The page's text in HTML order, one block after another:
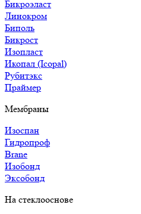
Бикроэласт
Линокром
Биполь
Бикрост
Изопласт
Икопал (Icopal)
Рубитэкс
Праймер
Мембраны
Изоспан
Гидропроф
Brane
Изобонд
Эксобонд
На стеклооснове